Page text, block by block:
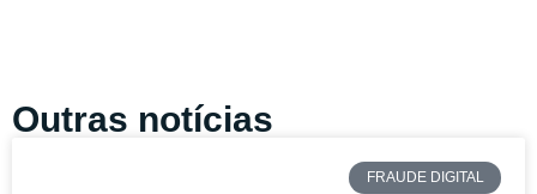
Outras notícias
FRAUDE DIGITAL